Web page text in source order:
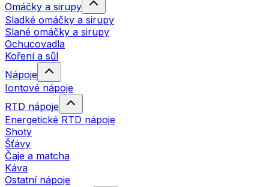
Omáčky a sirupy
Sladké omáčky a sirupy
Slané omáčky a sirupy
Ochucovadla
Koření a sůl
Nápoje
Iontové nápoje
RTD nápoje
Energetické RTD nápoje
Shoty
Šťávy
Čaje a matcha
Káva
Ostatní nápoje